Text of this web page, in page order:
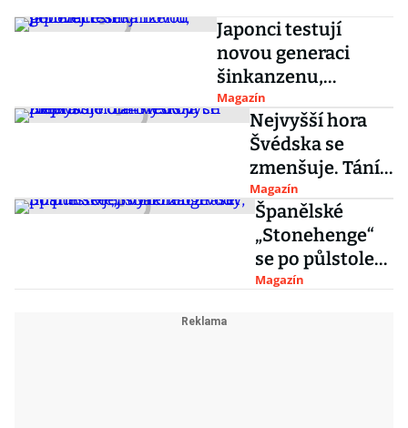
Japonci testují
novou generaci
šinkanzenu,
podívejte se
Magazín
Nejvyšší hora
Švédska se
zmenšuje. Tání
ledu jí připravilo
o 24 výškových
metrů
Magazín
Španělské
„Stonehenge“
se po půlstoletí
vynořilo z vody,
Magazín